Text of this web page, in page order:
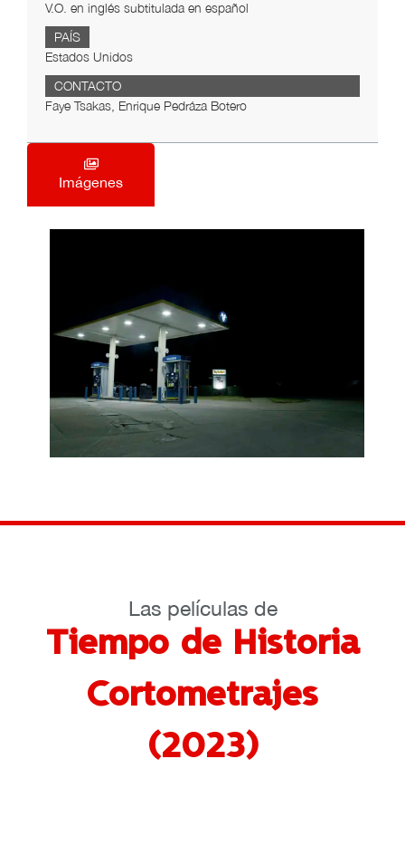
V.O. en inglés subtitulada en español
PAÍS
Estados Unidos
CONTACTO
Faye Tsakas, Enrique Pedráza Botero
Imágenes
Las películas de
Tiempo de Historia
Cortometrajes
(2023)